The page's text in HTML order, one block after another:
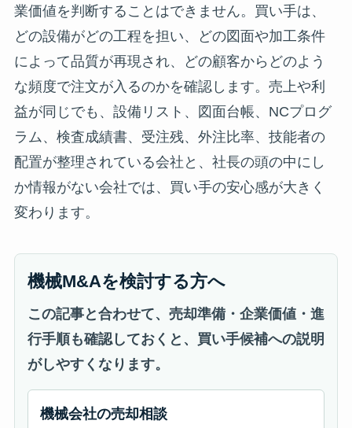
業価値を判断することはできません。買い手は、
どの設備がどの工程を担い、どの図面や加工条件
によって品質が再現され、どの顧客からどのよう
な頻度で注文が入るのかを確認します。売上や利
益が同じでも、設備リスト、図面台帳、NCプログ
ラム、検査成績書、受注残、外注比率、技能者の
配置が整理されている会社と、社長の頭の中にし
か情報がない会社では、買い手の安心感が大きく
変わります。
機械M&Aを検討する方へ
この記事と合わせて、売却準備・企業価値・進
行手順も確認しておくと、買い手候補への説明
がしやすくなります。
機械会社の売却相談